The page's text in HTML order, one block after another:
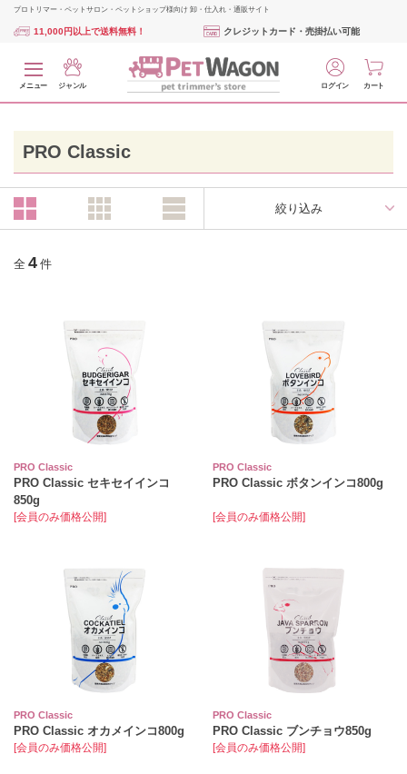
プロトリマー・ペットサロン・ペットショップ様向け 卸・仕入れ・通販サイト
11,000円以上で送料無料！ クレジットカード・売掛払い可能
メニュー ジャンル ログイン カート
PRO Classic
絞り込み
全 4 件
PRO Classic
PRO Classic セキセイインコ
850g
[会員のみ価格公開]
PRO Classic
PRO Classic ボタンインコ800g
[会員のみ価格公開]
PRO Classic
PRO Classic オカメインコ800g
[会員のみ価格公開]
PRO Classic
PRO Classic ブンチョウ850g
[会員のみ価格公開]